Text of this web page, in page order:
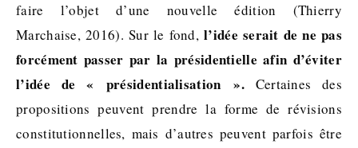
faire l’objet d’une nouvelle édition (Thierry
Marchaise, 2016). Sur le fond,l’idée serait de ne pas
forcément passer par la présidentielle afin d’éviter
l’idée de « présidentialisation ».Certaines des
propositions peuvent prendre la forme de révisions
constitutionnelles, mais d’autres peuvent parfois être